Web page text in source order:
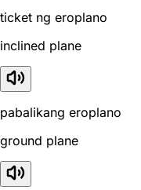
ticket ng eroplano
inclined plane
pabalikang eroplano
ground plane